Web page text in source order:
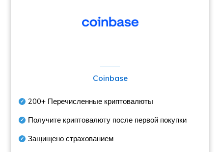
Coinbase
200+ Перечисленные криптовалюты
Получите криптовалюту после первой покупки
Защищено страхованием